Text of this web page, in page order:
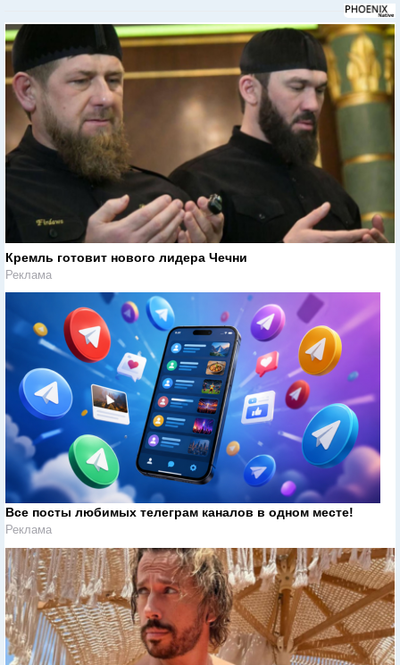
Кремль готовит нового лидера Чечни
Реклама
Все посты любимых телеграм каналов в одном месте!
Реклама